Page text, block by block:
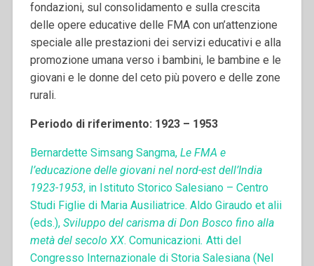
fondazioni, sul consolidamento e sulla crescita
delle opere educative delle FMA con un’attenzione
speciale alle prestazioni dei servizi educativi e alla
promozione umana verso i bambini, le bambine e le
giovani e le donne del ceto più povero e delle zone
rurali.
Periodo di riferimento: 1923 – 1953
Bernardette Simsang Sangma, Le FMA e
l’educazione delle giovani nel nord-est dell’India
1923-1953, in Istituto Storico Salesiano – Centro
Studi Figlie di Maria Ausiliatrice. Aldo Giraudo et alii
(eds.), Sviluppo del carisma di Don Bosco fino alla
metà del secolo XX. Comunicazioni. Atti del
Congresso Internazionale di Storia Salesiana (Nel